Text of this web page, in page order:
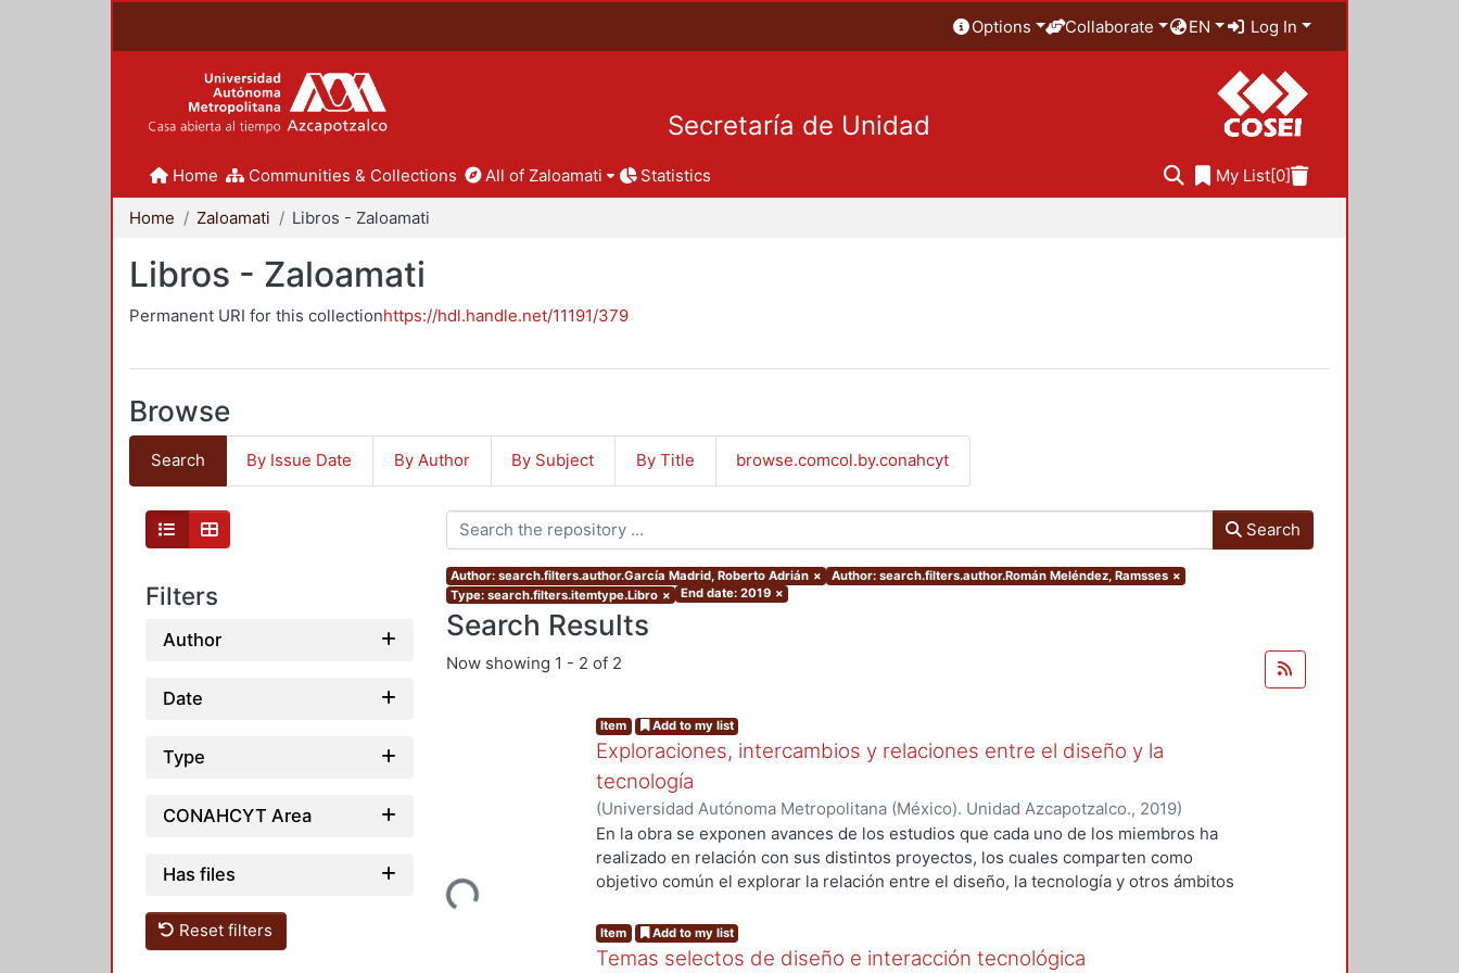
Options Collaborate EN Log In
Secretaría de Unidad
Home Communities & Collections All of Zaloamati Statistics My List[0]
Home Zaloamati Libros - Zaloamati
Libros - Zaloamati
Permanent URI for this collectionhttps://hdl.handle.net/11191/379
Browse
Search By Issue Date By Author By Subject By Title browse.comcol.by.conahcyt
Filters
Author
Date
Type
CONAHCYT Area
Has files
Reset filters
Search
Author: search.filters.author.García Madrid, Roberto Adrián × Author: search.filters.author.Román Meléndez, Ramsses ×
Type: search.filters.itemtype.Libro × End date: 2019 ×
Search Results
Now showing 1 - 2 of 2
Loading...
Item Add to my list
Exploraciones, intercambios y relaciones entre el diseño y la
tecnología
(Universidad Autónoma Metropolitana (México). Unidad Azcapotzalco., 2019)
Ferruzca-Navarro, Marco Vinicio;García Madrid, Roberto Adrián;López-Martínez,
Roberto E.;Murillo Islas, Ivonne;Román Meléndez, Ramsses ;Sainz, Itzel;Zizumbo
Alamilla, Alda María
En la obra se exponen avances de los estudios que cada uno de los miembros ha
realizado en relación con sus distintos proyectos, los cuales comparten como
objetivo común el explorar la relación entre el diseño, la tecnología y otros ámbitos
de éstos en la interacción social y productiva. Cada uno de los capítulos, por tanto,
representa una mirada específica que abona a la generación del conocimiento
Item Add to my list
Temas selectos de diseño e interacción tecnológica